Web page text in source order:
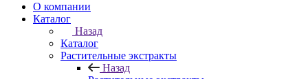
О компании
Каталог
Назад
Каталог
Растительные экстракты
Назад